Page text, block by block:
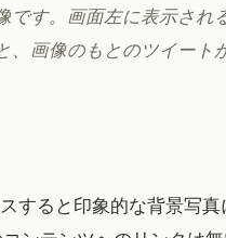
です。画面左に表示され
画像のもとのツイート
すると印象的な背景写